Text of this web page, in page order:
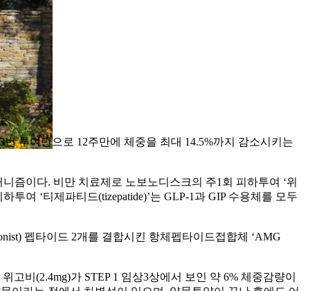
투여만으로 12주만에 체중을 최대 14.5%까지 감소시키는
즘이다. 비만 치료제로 노보노디스크의 주1회 피하투여 ‘위
투여 ‘티제파티드(tizepatide)’는 GLP-1과 GIP 수용체를 모두
펩타이드 2개를 결합시킨 항체펩타이드접합체 ‘AMG
비(2.4mg)가 STEP 1 임상3상에서 보인 약 6% 체중감량이